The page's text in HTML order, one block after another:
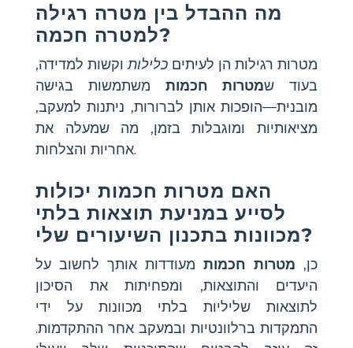
מה ההבדל בין מטרה רגילה
למטרה חכמה?
מטרות רגילות הן לעיתים כלילותוקשות למדידה,
בעוד שמטרות חכמות משתמשות בגישה
מובנית—הופכות אותן לברורות, ניתנות למעקב,
מציאותיות ומוגבלות בזמן, מה שמעלה את
אחריות והצלחות.
האם מטרות חכמות יכולות
לסייע במניעת תוצאות בלתי
מכוונות בתכנון השיעורים שלי?
כן, מטרות חכמות מעודדות אותך לחשוב על
היעדים והתוצאות, ומפחיתות את הסיכון
לתוצאות שליליות בלתי מכוונות על ידי
התמקדות ברלוונטיות ובמעקב אחר ההתקדמות.